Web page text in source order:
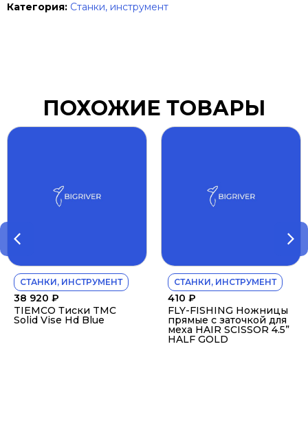
Категория: Станки, инструмент
ПОХОЖИЕ ТОВАРЫ
СТАНКИ, ИНСТРУМЕНТ
38 920 ₽
TIEMCO Тиски TMC
Solid Vise Hd Blue
СТАНКИ, ИНСТРУМЕНТ
410 ₽
FLY-FISHING Ножницы
прямые с заточкой для
меха HAIR SCISSOR 4.5”
HALF GOLD